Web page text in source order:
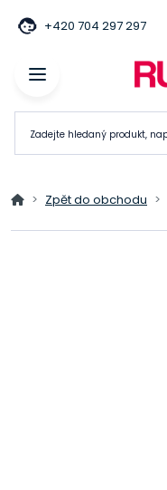
+420 704 297 297
Zpět do obchodu